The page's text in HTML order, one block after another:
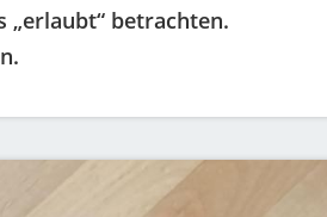
„erlaubt“ betrachten.